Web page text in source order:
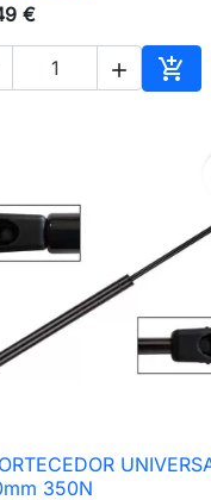
€
 
 Vista rápida
350N